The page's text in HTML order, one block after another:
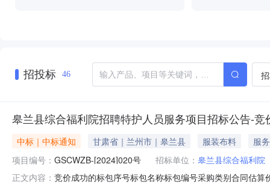
招投标 46
皋兰县综合福利院招聘特护人员服务项目招标公告-竞
中标｜中标通知 甘肃省｜兰州市｜皋兰县 服装布料
服务
项目编号： GSCWZB-[2024]020号 招标单位： 皋兰县综合福利院
正文内容： 竞价成功的标包序号标包名称标包编号采购类别合同估